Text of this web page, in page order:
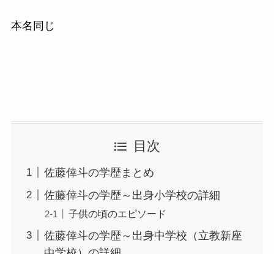
本名同じ
目次
佐藤倖斗の学歴まとめ
佐藤倖斗の学歴～出身小学校の詳細
子供の頃のエピソード
佐藤倖斗の学歴～出身中学校（立教新座